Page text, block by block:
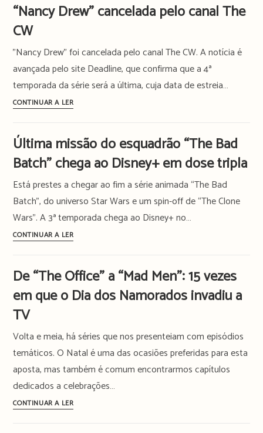
The
canal
que
marcou
uma
“Nancy Drew” cancelada pelo canal The
CW
"Nancy Drew" foi cancelada pelo canal The CW. A notícia é
avançada pelo site Deadline, que confirma que a 4ª
temporada da série será a última, cuja data de estreia…
CONTINUAR A LER“Nancy
pelo
canal
The
CW
Última missão do esquadrão “The Bad
Batch” chega ao Disney+ em dose tripla
Está prestes a chegar ao fim a série animada “The Bad
Batch”, do universo Star Wars e um spin-off de “The Clone
Wars”. A 3ª temporada chega ao Disney+ no…
CONTINUAR A LERÚltima
esquadrão
“The
chega
ao
Disney+
em
tripla
De “The Office” a “Mad Men”: 15 vezes
em que o Dia dos Namorados invadiu a
TV
Volta e meia, há séries que nos presenteiam com episódios
temáticos. O Natal é uma das ocasiões preferidas para esta
aposta, mas também é comum encontrarmos capítulos
dedicados a celebrações…
CONTINUAR A LERDe